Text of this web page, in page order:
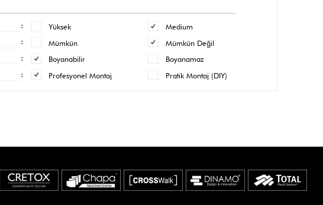
: Yüksek
Medium
: Mümkün
Mümkün Değil
: Boyanabilir
Boyanamaz
: Profesyonel Montaj Pratik Montaj (DIY)